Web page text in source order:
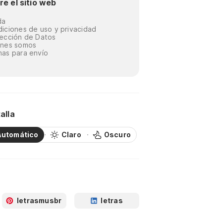
el sitio web
de uso y privacidad
de Datos
somos
para envío
Claro Oscuro
letrasmusbr letras